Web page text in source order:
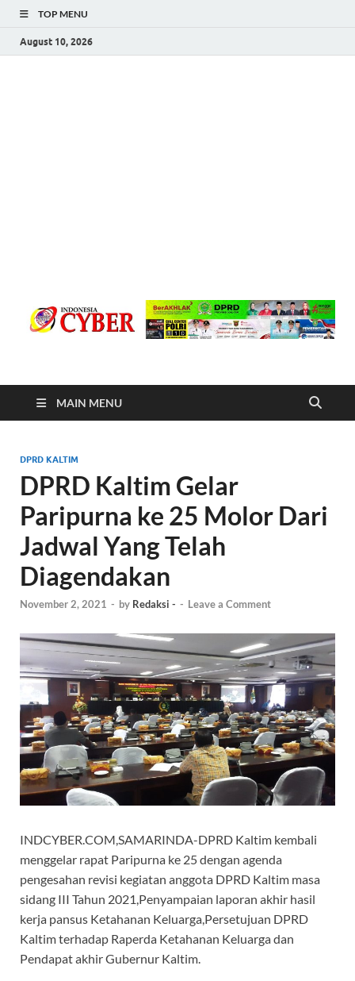
TOP MENU
August 10, 2026
Indonesia Cyber
MAIN MENU
DPRD KALTIM
DPRD Kaltim Gelar
Paripurna ke 25 Molor Dari
Jadwal Yang Telah
Diagendakan
November 2, 2021 - by Redaksi - - Leave a Comment
INDCYBER.COM,SAMARINDA-DPRD Kaltim kembali
menggelar rapat Paripurna ke 25 dengan agenda
pengesahan revisi kegiatan anggota DPRD Kaltim masa
sidang III Tahun 2021,Penyampaian laporan akhir hasil
kerja pansus Ketahanan Keluarga,Persetujuan DPRD
Kaltim terhadap Raperda Ketahanan Keluarga dan
Pendapat akhir Gubernur Kaltim.